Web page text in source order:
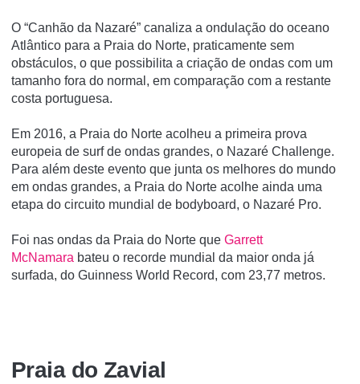
O “Canhão da Nazaré” canaliza a ondulação do oceano
Atlântico para a Praia do Norte, praticamente sem
obstáculos, o que possibilita a criação de ondas com um
tamanho fora do normal, em comparação com a restante
costa portuguesa.
Em 2016, a Praia do Norte acolheu a primeira prova
europeia de surf de ondas grandes, o Nazaré Challenge.
Para além deste evento que junta os melhores do mundo
em ondas grandes, a Praia do Norte acolhe ainda uma
etapa do circuito mundial de bodyboard, o Nazaré Pro.
Foi nas ondas da Praia do Norte que Garrett
McNamara bateu o recorde mundial da maior onda já
surfada, do Guinness World Record, com 23,77 metros.
Praia do Zavial